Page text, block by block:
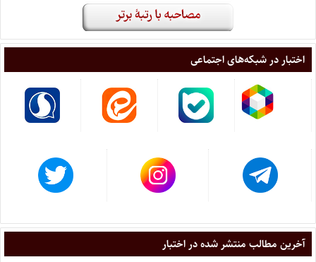
اختبار در شبکه‌های اجتماعی
آخرین مطالب منتشر شده در اختبار